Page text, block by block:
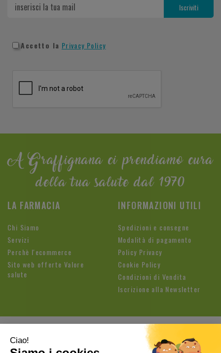
Accetto la Privacy Policy
A Graffignana ci prendiamo cura
della tua salute dal 1970
LA FARMACIA
Chi Siamo
Servizi
Perchè l'ecommerce
Sito web offerte Valore
salute
INFORMAZIONI UTILI
Spedizioni e consegne
Modalità di pagamento
Policy Privacy
Cookie Policy
Condizioni di Vendita
Iscrizione alla Newsletter